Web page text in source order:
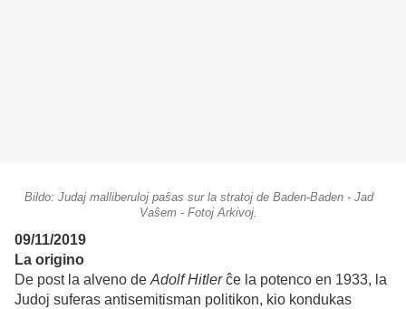
Bildo: Judaj malliberuloj paŝas sur la stratoj de Baden-Baden - Jad
Vaŝem - Fotoj Arkivoj.
09/11/2019
La origino
De post la alveno de Adolf Hitlerĉe la potenco en 1933, la
Judoj suferas antisemitisman politikon, kio kondukas